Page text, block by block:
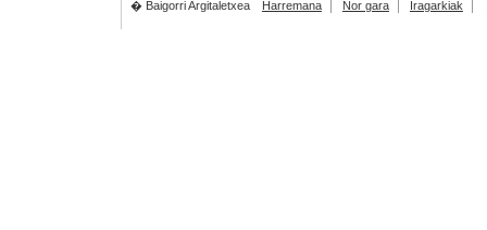
� Baigorri Argitaletxea
Harremana Nor gara Iragarkiak